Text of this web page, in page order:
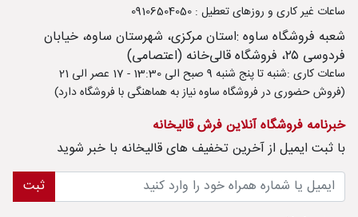
ساعات غیر کاری و روزهای تعطیل : 09106504050
شعبه فروشگاه ساوه :استان مرکزی، شهرستان ساوه، خیابان
فردوسی ۲۵، فروشگاه قالی‌خانه (اعتصامی)
ساعات کاری :شنبه تا پنج شنبه 9 صبح الی 13:30 - 17 عصر الی 21
(فروش حضوری در فروشگاه ساوه نیاز به هماهنگی با فروشگاه دارد)
خبرنامه فروشگاه آنلاین فرش قالیخانه
با ثبت ايميل از آخرین تخفیف های قالیخانه با خبر شوید
ثبت